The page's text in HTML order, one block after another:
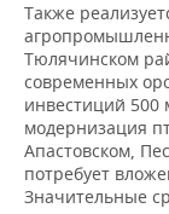
ВОДНЫЕ
ХОККЕЙ С
ОБРАЗОВАНИЕ
Также
Тюлячинском
современных
инвестиций 500
модернизация
Апастовском,
потребует
Значительные